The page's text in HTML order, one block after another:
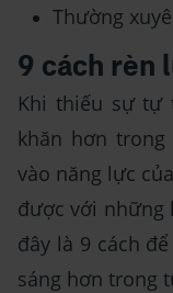
Thường
9 cách rèn
Khi thiếu sự tự
khăn hơn
vào năng lực
được với những
đây là 9 cách
sáng hơn trong